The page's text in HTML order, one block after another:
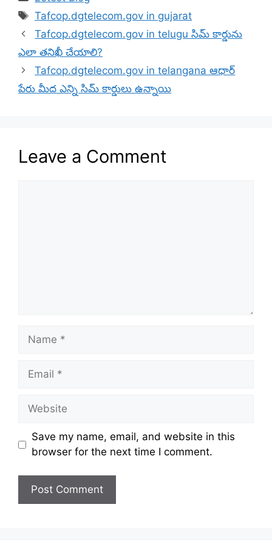
Tags
Tafcop.dgtelecom.gov in gujarat
Tafcop.dgtelecom.gov in telugu సిమ్ కార్డును
ఎలా తనిఖీ చేయాలి?
Tafcop.dgtelecom.gov in telangana ఆధార్
పేరు మీద ఎన్ని సిమ్ కార్డులు ఉన్నాయి
Leave a Comment
Name
Email
Website
Save my name, email, and website in this
browser for the next time I comment.